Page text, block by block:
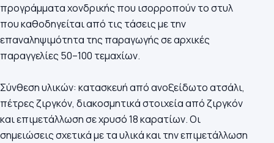
προγράμματα χονδρικής που ισορροπούν το στυλ
που καθοδηγείται από τις τάσεις με την
επαναληψιμότητα της παραγωγής σε αρχικές
παραγγελίες 50–100 τεμαχίων.
Σύνθεση υλικών: κατασκευή από ανοξείδωτο ατσάλι,
πέτρες ζιργκόν, διακοσμητικά στοιχεία από ζιργκόν
και επιμετάλλωση σε χρυσό 18 καρατίων. Οι
σημειώσεις σχετικά με τα υλικά και την επιμετάλλωση